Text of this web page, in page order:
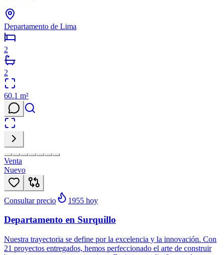
Departamento de Lima
2
2
60.1 m²
Venta
Nuevo
Consultar precio 1955 hoy
Departamento en Surquillo
Nuestra trayectoria se define por la excelencia y la innovación. Con
21 proyectos entregados, hemos perfeccionado el arte de construir